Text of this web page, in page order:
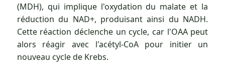
(MDH), qui implique l'oxydation du malate et la
réduction du NAD+, produisant ainsi du NADH.
Cette réaction déclenche un cycle, car l'OAA peut
alors réagir avec l'acétyl-CoA pour initier un
nouveau cycle de Krebs.